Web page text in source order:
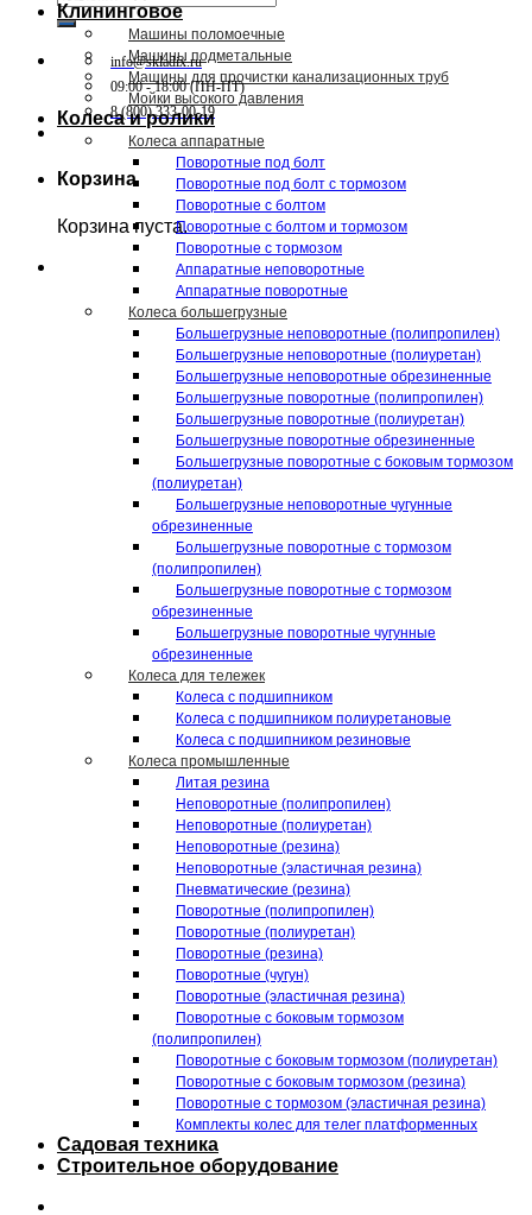
info@skladix.ru
09:00 - 18:00 (ПН-ПТ)
8 (800) 333-00-19
Корзина
Корзина пуста.
Клининговое
Машины поломоечные
Машины подметальные
Машины для прочистки канализационных труб
Мойки высокого давления
Колеса и ролики
Колеса аппаратные
Поворотные под болт
Поворотные под болт с тормозом
Поворотные с болтом
Поворотные с болтом и тормозом
Поворотные с тормозом
Аппаратные неповоротные
Аппаратные поворотные
Колеса большегрузные
Большегрузные неповоротные (полипропилен)
Большегрузные неповоротные (полиуретан)
Большегрузные неповоротные обрезиненные
Большегрузные поворотные (полипропилен)
Большегрузные поворотные (полиуретан)
Большегрузные поворотные обрезиненные
Большегрузные поворотные с боковым тормозом
(полиуретан)
Большегрузные неповоротные чугунные
обрезиненные
Большегрузные поворотные с тормозом
(полипропилен)
Большегрузные поворотные с тормозом
обрезиненные
Большегрузные поворотные чугунные
обрезиненные
Колеса для тележек
Колеса с подшипником
Колеса с подшипником полиуретановые
Колеса с подшипником резиновые
Колеса промышленные
Литая резина
Неповоротные (полипропилен)
Неповоротные (полиуретан)
Неповоротные (резина)
Неповоротные (эластичная резина)
Пневматические (резина)
Поворотные (полипропилен)
Поворотные (полиуретан)
Поворотные (резина)
Поворотные (чугун)
Поворотные (эластичная резина)
Поворотные c боковым тормозом
(полипропилен)
Поворотные c боковым тормозом (полиуретан)
Поворотные c боковым тормозом (резина)
Поворотные c тормозом (эластичная резина)
Комплекты колес для телег платформенных
Садовая техника
Строительное оборудование